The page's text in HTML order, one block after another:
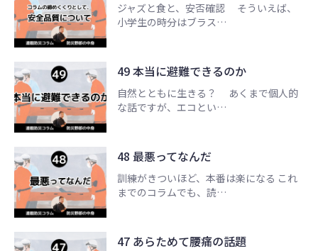
ジャズと食と、安否確認 そういえば、
小学生の時分はブラス…
49 本当に避難できるのか
自然とともに生きる？ あくまで個人的
な話ですが、エコとい…
48 最悪ってなんだ
訓練がきついほど、本番は楽になる これ
までのコラムでも、読…
47 あらためて腰痛の話題